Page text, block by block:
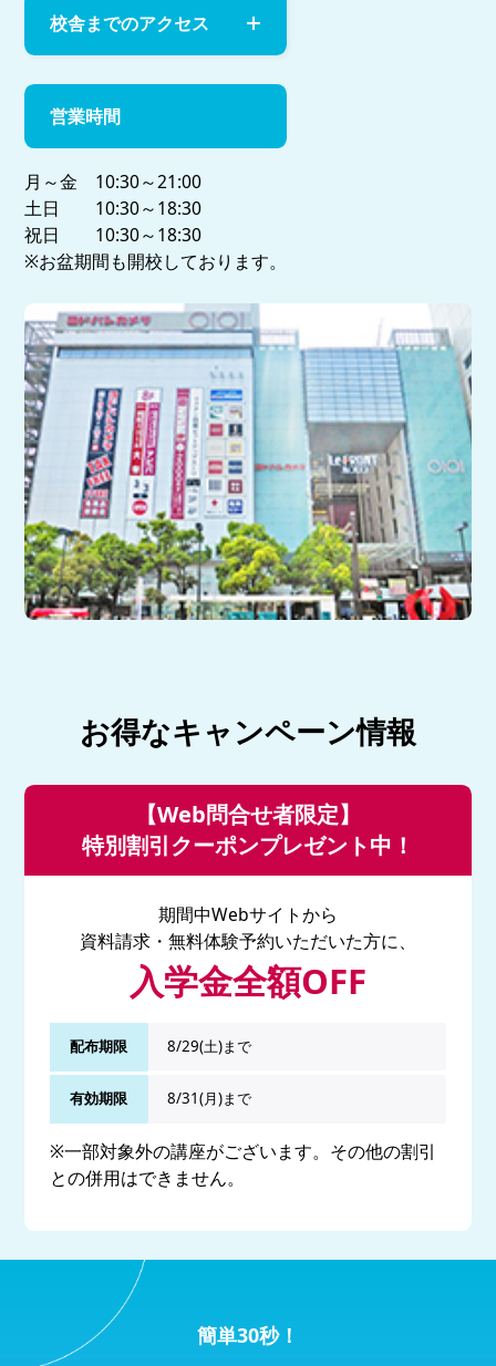
校舎までのアクセス
営業時間
月～金 10:30～21:00
土日 10:30～18:30
祝日 10:30～18:30
※お盆期間も開校しております。
お得なキャンペーン情報
【Web問合せ者限定】
特別割引クーポンプレゼント中！
期間中Webサイトから
資料請求・無料体験予約いただいた方に、
入学金全額OFF
配布期限 8/29(土)まで
有効期限 8/31(月)まで
※一部対象外の講座がございます。その他の割引
との併用はできません。
簡単30秒！